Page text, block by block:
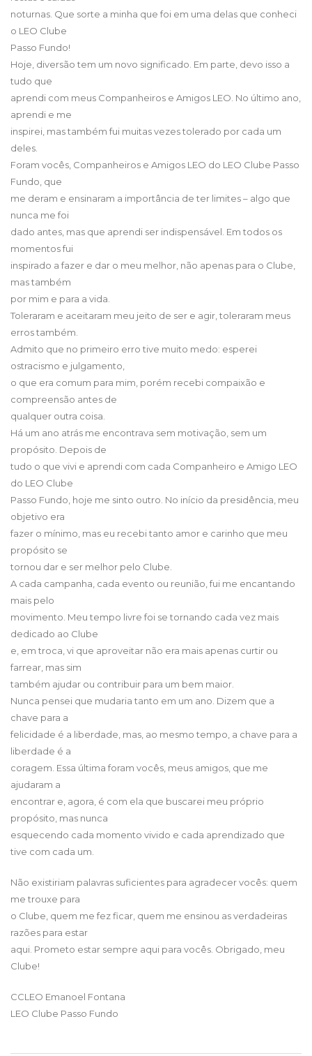
noturnas. Que sorte a minha que foi em uma delas que conheci
o LEO Clube
Passo Fundo!
Hoje, diversão tem um novo significado. Em parte, devo isso a
tudo que
aprendi com meus Companheiros e Amigos LEO. No último ano,
aprendi e me
inspirei, mas também fui muitas vezes tolerado por cada um
deles.
Foram vocês, Companheiros e Amigos LEO do LEO Clube Passo
Fundo, que
me deram e ensinaram a importância de ter limites – algo que
nunca me foi
dado antes, mas que aprendi ser indispensável. Em todos os
momentos fui
inspirado a fazer e dar o meu melhor, não apenas para o Clube,
mas também
por mim e para a vida.
Toleraram e aceitaram meu jeito de ser e agir, toleraram meus
erros também.
Admito que no primeiro erro tive muito medo: esperei
ostracismo e julgamento,
o que era comum para mim, porém recebi compaixão e
compreensão antes de
qualquer outra coisa.
Há um ano atrás me encontrava sem motivação, sem um
propósito. Depois de
tudo o que vivi e aprendi com cada Companheiro e Amigo LEO
do LEO Clube
Passo Fundo, hoje me sinto outro. No início da presidência, meu
objetivo era
fazer o mínimo, mas eu recebi tanto amor e carinho que meu
propósito se
tornou dar e ser melhor pelo Clube.
A cada campanha, cada evento ou reunião, fui me encantando
mais pelo
movimento. Meu tempo livre foi se tornando cada vez mais
dedicado ao Clube
e, em troca, vi que aproveitar não era mais apenas curtir ou
farrear, mas sim
também ajudar ou contribuir para um bem maior.
Nunca pensei que mudaria tanto em um ano. Dizem que a
chave para a
felicidade é a liberdade, mas, ao mesmo tempo, a chave para a
liberdade é a
coragem. Essa última foram vocês, meus amigos, que me
ajudaram a
encontrar e, agora, é com ela que buscarei meu próprio
propósito, mas nunca
esquecendo cada momento vivido e cada aprendizado que
tive com cada um.
Não existiriam palavras suficientes para agradecer vocês: quem
me trouxe para
o Clube, quem me fez ficar, quem me ensinou as verdadeiras
razões para estar
aqui. Prometo estar sempre aqui para vocês. Obrigado, meu
Clube!
CCLEO Emanoel Fontana
LEO Clube Passo Fundo